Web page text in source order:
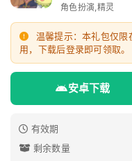
角色扮演,精灵
温馨提示：本礼包仅
用，下载后登录即可领取。
安卓下载
有效期
剩余数量